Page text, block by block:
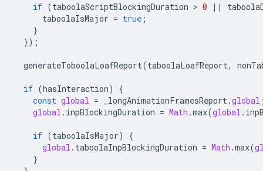
if (taboolaScriptBlockingDuration > 0 ||
taboolaIsMajor = true ;
}
});
generateToboolaLoafReport(taboolaLoafReport,
if (hasInteraction)
{
const global = _longAnimationFramesReport .global
global . inpBlockingDuration = Math .max(global .
if (taboolaIsMajor)
{
global . taboolaInpBlockingDuration = Math .max(
}